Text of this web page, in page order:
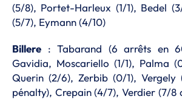
(5/8), Portet-Harleux (1/1), Bedel
(5/7), Eymann (4/10)
Billere : Tabarand (6 arrêts en
Gavidia, Moscariello (1/1), Palma
Querin (2/6), Zerbib (0/1),
pénalty), Crepain (4/7), Verdier (7/8